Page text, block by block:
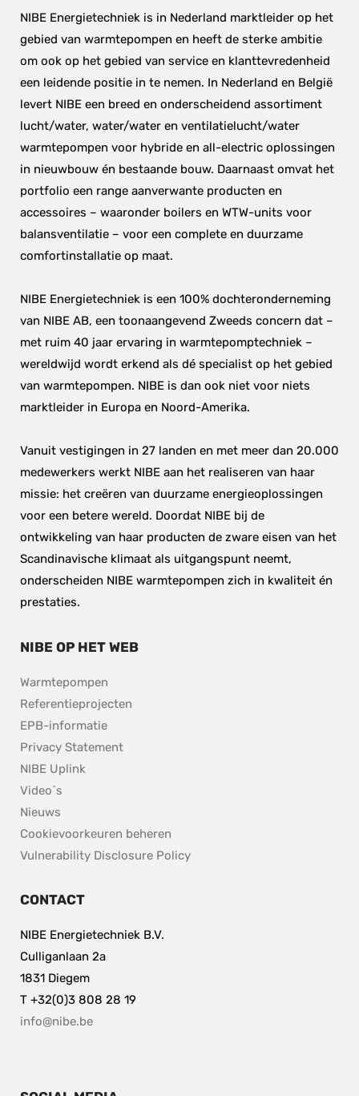
NIBE Energietechniek is in Nederland marktleider op het
gebied van warmtepompen en heeft de sterke ambitie
om ook op het gebied van service en klanttevredenheid
een leidende positie in te nemen. In Nederland en België
levert NIBE een breed en onderscheidend assortiment
lucht/water, water/water en ventilatielucht/water
warmtepompen voor hybride en all-electric oplossingen
in nieuwbouw én bestaande bouw. Daarnaast omvat het
portfolio een range aanverwante producten en
accessoires – waaronder boilers en WTW-units voor
balansventilatie – voor een complete en duurzame
comfortinstallatie op maat.
NIBE Energietechniek is een 100% dochteronderneming
van NIBE AB, een toonaangevend Zweeds concern dat –
met ruim 40 jaar ervaring in warmtepomptechniek –
wereldwijd wordt erkend als dé specialist op het gebied
van warmtepompen. NIBE is dan ook niet voor niets
marktleider in Europa en Noord-Amerika.
Vanuit vestigingen in 27 landen en met meer dan 20.000
medewerkers werkt NIBE aan het realiseren van haar
missie: het creëren van duurzame energieoplossingen
voor een betere wereld. Doordat NIBE bij de
ontwikkeling van haar producten de zware eisen van het
Scandinavische klimaat als uitgangspunt neemt,
onderscheiden NIBE warmtepompen zich in kwaliteit én
prestaties.
NIBE OP HET WEB
Warmtepompen
Referentieprojecten
EPB-informatie
Privacy Statement
NIBE Uplink
Video´s
Nieuws
Cookievoorkeuren beheren
Vulnerability Disclosure Policypdf, 153.9 kB.
CONTACT
NIBE Energietechniek B.V.
Culliganlaan 2a
1831 Diegem
T +32(0)3 808 28 19
info@nibe.be